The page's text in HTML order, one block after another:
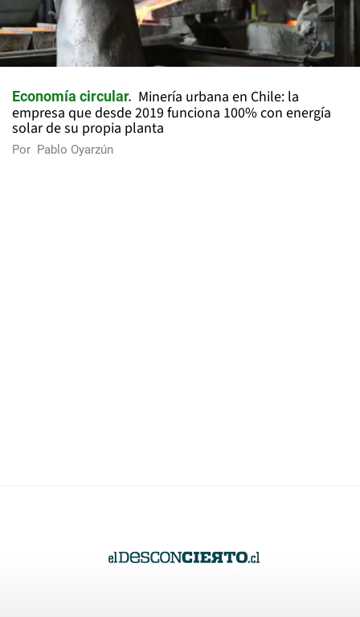
Economía circular
Minería urbana en Chile: la
empresa que desde 2019 funciona 100% con energía
solar de su propia planta
Por Pablo Oyarzún